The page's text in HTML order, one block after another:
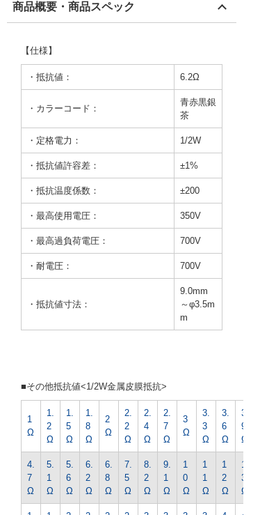
商品概要・商品スペック
【仕様】
・抵抗値： 6.2Ω
・カラーコード：
青赤黒銀
茶
・定格電力： 1/2W
・抵抗値許容差： ±1%
・抵抗温度係数： ±200
・最高使用電圧： 350V
・最高過負荷電圧： 700V
・耐電圧： 700V
・抵抗値寸法：
9.0mm
～φ3.5m
m
■その他抵抗値<1/2W金属皮膜抵抗>
1
Ω
1.
2
Ω
1.
5
Ω
1.
8
Ω
2
Ω
2.
2
Ω
2.
4
Ω
2.
7
Ω
3
Ω
3.
3
Ω
3.
6
Ω
3.
9
Ω
4.
7
Ω
5.
1
Ω
5.
6
Ω
6.
2
Ω
6.
8
Ω
7.
5
Ω
8.
2
Ω
9.
1
Ω
1
0
Ω
1
1
Ω
1
2
Ω
1
3
Ω